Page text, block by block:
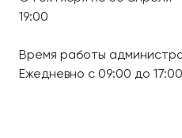
19:00
Время работы
Ежедневно с 09:00 до 17:00